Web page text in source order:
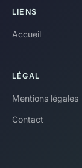
LIENS
Accueil
LÉGAL
Mentions légales
Contact